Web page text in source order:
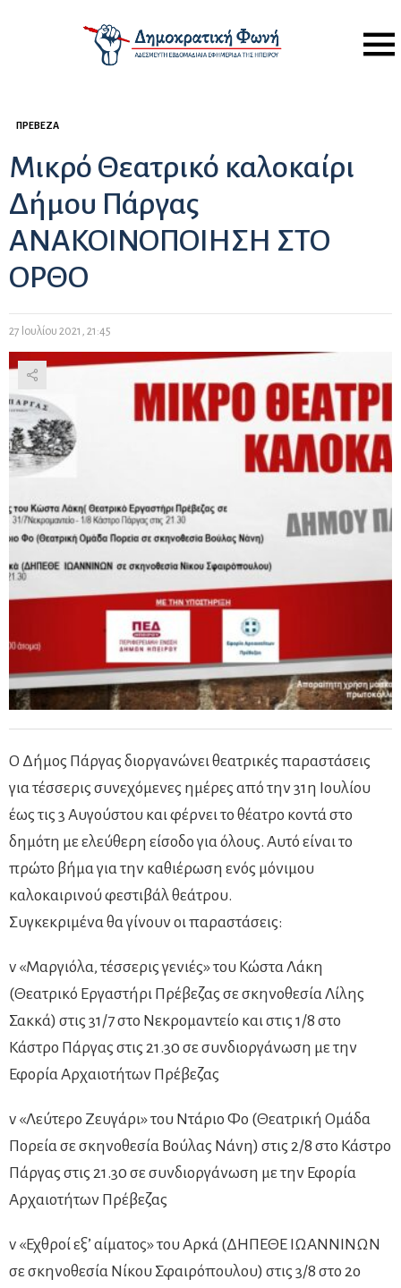
Menu
ΠΡΈΒΕΖΑ
Μικρό Θεατρικό καλοκαίρι
Δήμου Πάργας
ΑΝΑΚΟΙΝΟΠΟΙΗΣΗ ΣΤΟ
ΟΡΘΟ
27 Ιουλίου 2021, 21:45
Ο Δήμος Πάργας διοργανώνει θεατρικές παραστάσεις
για τέσσερις συνεχόμενες ημέρες από την 31η Ιουλίου
έως τις 3 Αυγούστου και φέρνει το θέατρο κοντά στο
δημότη με ελεύθερη είσοδο για όλους. Αυτό είναι το
πρώτο βήμα για την καθιέρωση ενός μόνιμου
καλοκαιρινού φεστιβάλ θεάτρου.
Συγκεκριμένα θα γίνουν οι παραστάσεις:
v «Μαργιόλα, τέσσερις γενιές» του Κώστα Λάκη
(Θεατρικό Εργαστήρι Πρέβεζας σε σκηνοθεσία Λίλης
Σακκά) στις 31/7 στο Νεκρομαντείο και στις 1/8 στο
Κάστρο Πάργας στις 21.30 σε συνδιοργάνωση με την
Εφορία Αρχαιοτήτων Πρέβεζας
v «Λεύτερο Ζευγάρι» του Ντάριο Φο (Θεατρική Ομάδα
Πορεία σε σκηνοθεσία Βούλας Νάνη) στις 2/8 στο Κάστρο
Πάργας στις 21.30 σε συνδιοργάνωση με την Εφορία
Αρχαιοτήτων Πρέβεζας
v «Εχθροί εξ’ αίματος» του Αρκά (ΔΗΠΕΘΕ ΙΩΑΝΝΙΝΩΝ
σε σκηνοθεσία Νίκου Σφαιρόπουλου) στις 3/8 στο 2o